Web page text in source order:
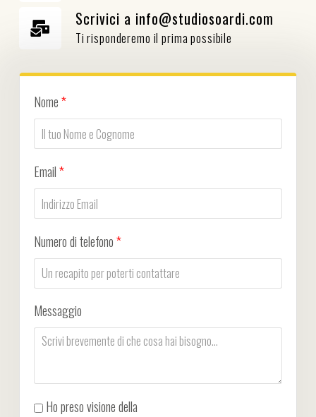
Scrivici a info@studiosoardi.com
Ti risponderemo il prima possibile
Nome*
Email*
Numero di telefono*
Messaggio
Ho preso visione della